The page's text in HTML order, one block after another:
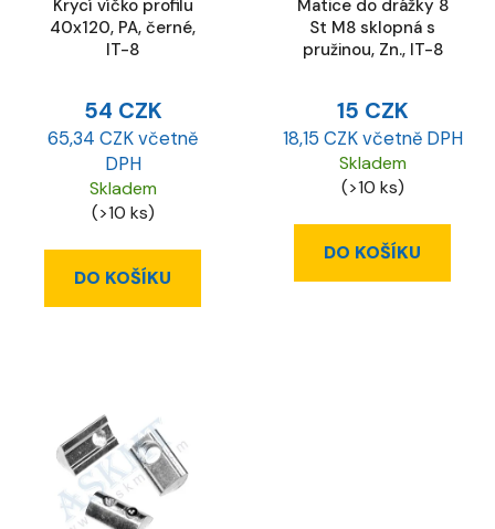
Krycí víčko profilu
40x120, PA, černé,
IT-8
54 CZK
65,34 CZK včetně
DPH
Skladem
(>10 ks)
DO KOŠÍKU
Matice do drážky 8
St M8 sklopná s
pružinou, Zn., IT-8
15 CZK
18,15 CZK včetně DPH
Skladem
(>10 ks)
DO KOŠÍKU